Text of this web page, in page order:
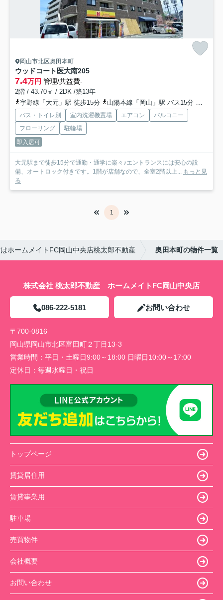
岡山市北区奥田本町
ウッドコート医大南205
7.4万円 管理/共益費-
2階 / 43.70㎡ / 2DK /築13年
宇野線「大元」駅 徒歩15分
山陽本線「岡山」駅 バス15分 「岡山南高校前」 停歩7分
バス・トイレ別 室内洗濯機置場 エアコン
バルコニー
フローリング
駐輪場
即入居可
大元駅まで徒歩15分で通勤・通学に楽々♪エントランスには安心の設
備、オートロック付きです。1階が店舗なので、全室2階以上... もっと見
る
1
ホームメイトFC岡山中央店桃太郎不動産 奥田本町の物件一覧
株式会社 桃太郎不動産 ホームメイトFC岡山中央店
086-222-5181 お問い合わせ
〒700-0816
岡山県岡山市北区富田町２丁目13-3
営業時間： 平日・土曜日9:00～18:00 日曜日10:00～17:00
定休日： 毎週水曜日・祝日
トップページ
賃貸居住用
賃貸事業用
駐車場
売買物件
会社概要
お問い合わせ